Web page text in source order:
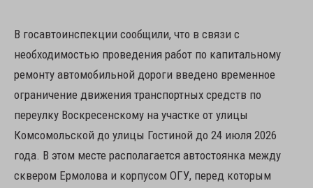
В госавтоинспекции сообщили, что в связи с
необходимостью проведения работ по капитальному
ремонту автомобильной дороги введено временное
ограничение движения транспортных средств по
переулку Воскресенскому на участке от улицы
Комсомольской до улицы Гостиной до 24 июля 2026
года. В этом месте располагается автостоянка между
сквером Ермолова и корпусом ОГУ, перед которым